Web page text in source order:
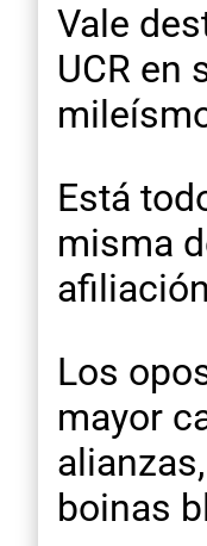
Vale
UCR en
Está
misma
Los
mayor
boinas